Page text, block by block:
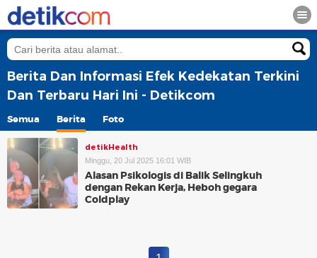
Berita Dan Informasi Efek Kedekatan Terkini
Dan Terbaru Hari Ini - Detikcom
Semua Berita Foto
detikHealth
Minggu, 20 Jul 2025 16:01 WIB
Alasan Psikologis di Balik Selingkuh
dengan Rekan Kerja, Heboh gegara
Coldplay